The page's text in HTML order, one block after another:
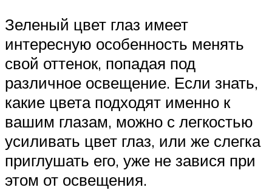
Зеленый цвет глаз имеет
интересную особенность менять
свой оттенок, попадая под
различное освещение. Если знать,
какие цвета подходят именно к
вашим глазам, можно с легкостью
усиливать цвет глаз, или же слегка
приглушать его, уже не завися при
этом от освещения.